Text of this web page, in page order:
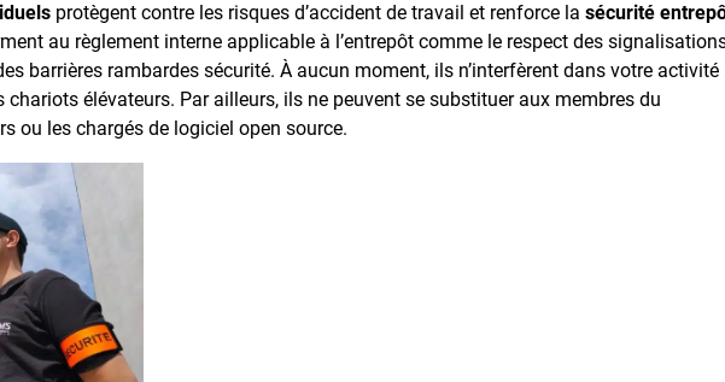
protègent contre les risques d’accident de travail et renforce lasécurité
au règlement interne applicable à l’entrepôt comme le respect des
barrières rambardes sécurité. À aucun moment, ils n’interfèrent dans votre activité
chariots élévateurs. Par ailleurs, ils ne peuvent se substituer aux membres du
ou les chargés de logiciel open source.